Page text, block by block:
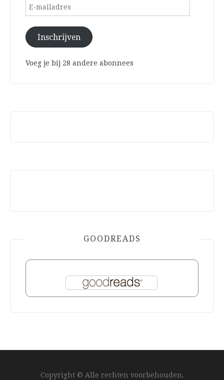
E-
Inschrijven
Voeg je bij 28 andere abonnees
GOODREADS
Copyright © Alle rechten voorbehouden.